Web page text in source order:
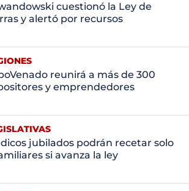
cuestionó la Ley de
y alertó por recursos
reunirá a más de 300
y emprendedores
jubilados podrán recetar solo
si avanza la ley